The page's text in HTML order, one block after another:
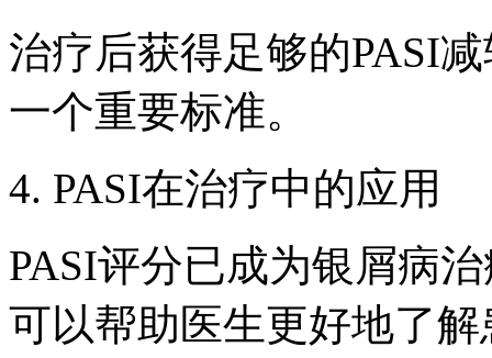
治疗后获得足够的PASI
一个重要标准。
4. PASI在治疗中的应用
PASI评分已成为银屑病
可以帮助医生更好地了